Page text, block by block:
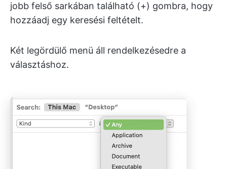
jobb felső sarkában található (+) gombra, hogy
hozzáadj egy keresési feltételt.
Két legördülő menü áll rendelkezésedre a
választáshoz.